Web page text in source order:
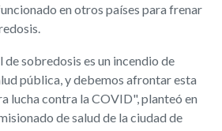
en otros países para frenar
de sobredosis es un incendio de
pública, y debemos afrontar esta
lucha contra la COVID", planteó en
de salud de la ciudad de